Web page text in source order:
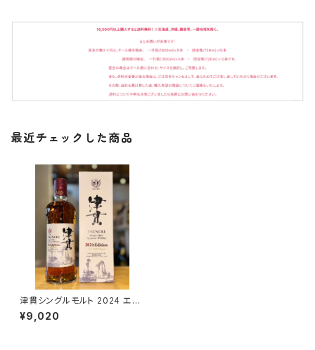
最近チェックした商品
津貫シングルモルト 2024 エデ
ィション700ml１本（本坊酒造・
鹿児島県鹿児島市南栄）
¥9,020